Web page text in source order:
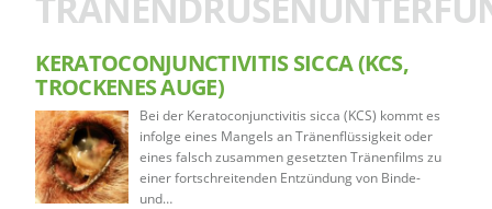
LEXIKON
KONTAKT
Kaiserberg
KERATOCONJUNCTIVITIS SICCA (KCS,
TROCKENES AUGE)
Bei der Keratoconjunctivitis sicca (KCS) kommt es
infolge eines Mangels an Tränenflüssigkeit oder
eines falsch zusammen gesetzten Tränenfilms zu
einer fortschreitenden Entzündung von Binde-
und…